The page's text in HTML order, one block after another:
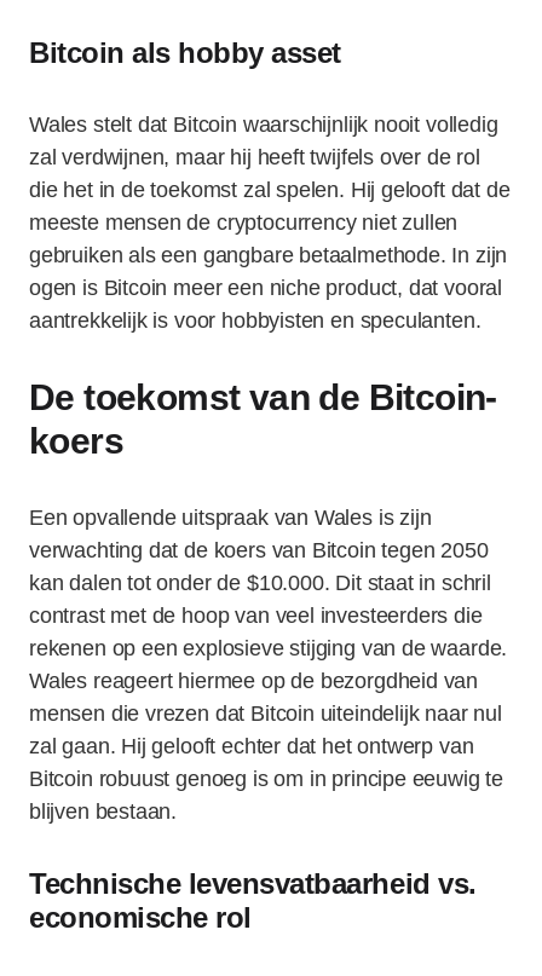
Bitcoin als hobby asset
Wales stelt dat Bitcoin waarschijnlijk nooit volledig
zal verdwijnen, maar hij heeft twijfels over de rol
die het in de toekomst zal spelen. Hij gelooft dat de
meeste mensen de cryptocurrency niet zullen
gebruiken als een gangbare betaalmethode. In zijn
ogen is Bitcoin meer een niche product, dat vooral
aantrekkelijk is voor hobbyisten en speculanten.
De toekomst van de Bitcoin-
koers
Een opvallende uitspraak van Wales is zijn
verwachting dat de koers van Bitcoin tegen 2050
kan dalen tot onder de $10.000. Dit staat in schril
contrast met de hoop van veel investeerders die
rekenen op een explosieve stijging van de waarde.
Wales reageert hiermee op de bezorgdheid van
mensen die vrezen dat Bitcoin uiteindelijk naar nul
zal gaan. Hij gelooft echter dat het ontwerp van
Bitcoin robuust genoeg is om in principe eeuwig te
blijven bestaan.
Technische levensvatbaarheid vs.
economische rol